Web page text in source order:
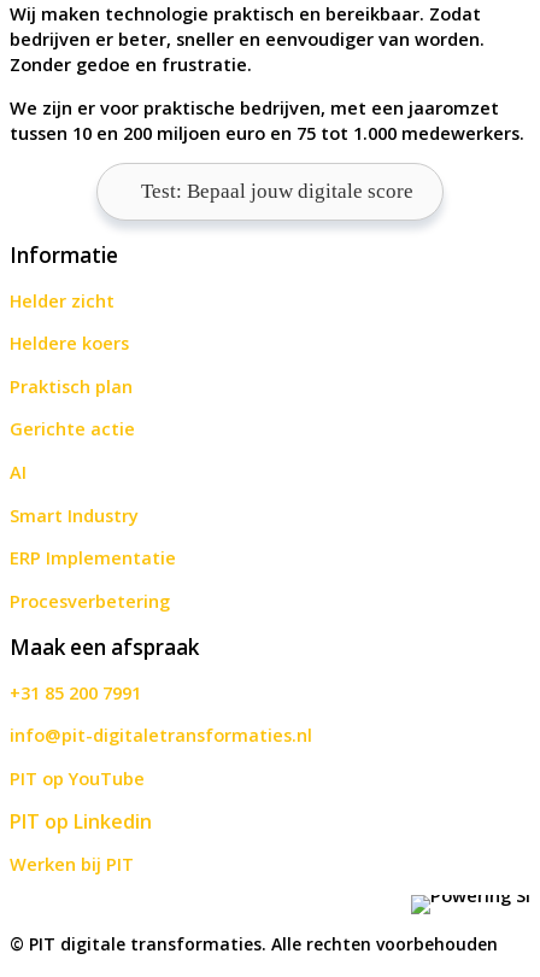
Wij maken technologie praktisch en bereikbaar. Zodat
bedrijven er beter, sneller en eenvoudiger van worden.
Zonder gedoe en frustratie.
We zijn er voor praktische bedrijven, met een jaaromzet
tussen 10 en 200 miljoen euro en 75 tot 1.000 medewerkers.
Test: Bepaal jouw digitale score
Informatie
Helder zicht
Heldere koers
Praktisch plan
Gerichte actie
AI
Smart Industry
ERP Implementatie
Procesverbetering
Maak een afspraak
+31 85 200 7991
info@pit-digitaletransformaties.nl
PIT op YouTube
PIT op Linkedin
Werken bij PIT
© PIT digitale transformaties. Alle rechten voorbehouden